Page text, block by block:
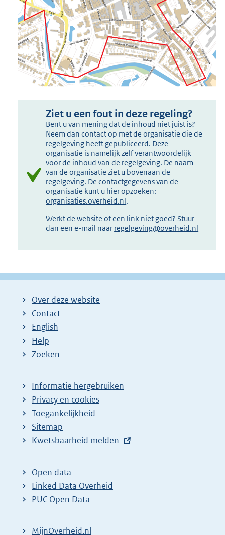
Ziet u een fout in deze regeling?
Bent u van mening dat de inhoud niet juist is?
Neem dan contact op met de organisatie die de
regelgeving heeft gepubliceerd. Deze
organisatie is namelijk zelf verantwoordelijk
voor de inhoud van de regelgeving. De naam
van de organisatie ziet u bovenaan de
regelgeving. De contactgegevens van de
organisatie kunt u hier opzoeken:
organisaties.overheid.nl.
Werkt de website of een link niet goed? Stuur
dan een e-mail naar regelgeving@overheid.nl
Over deze website
Contact
English
Help
Zoeken
Informatie hergebruiken
Privacy en cookies
Toegankelijkheid
Sitemap
E
t
e
r
Kwetsbaarheid melden
Open data
Linked Data Overheid
PUC Open Data
MijnOverheid.nl